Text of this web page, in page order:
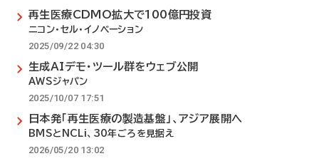
再生医療CDMO拡大で100億円投資
ニコン・セル・イノベーション
2025/09/22 04:30
生成AIデモ・ツール群をウェブ公開
AWSジャパン
2025/10/07 17:51
日本発「再生医療の製造基盤」、アジア展開へ
BMSとNCLi、30年ごろを見据え
2026/05/20 13:02